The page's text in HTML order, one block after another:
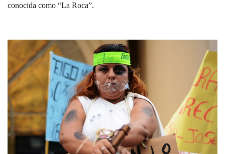
conocida como “La Roca”.